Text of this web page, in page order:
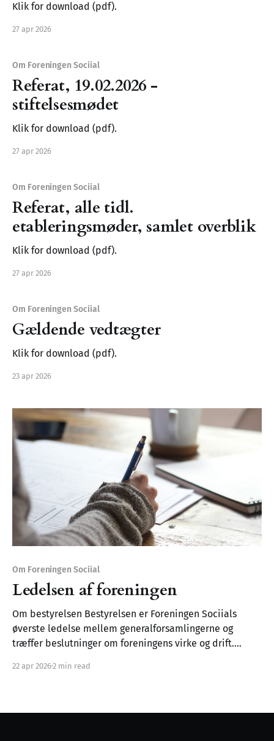
Klik for download (pdf).
27 apr 2026
Om Foreningen Sociial
Referat, 19.02.2026 -
stiftelsesmødet
Klik for download (pdf).
27 apr 2026
Om Foreningen Sociial
Referat, alle tidl.
etableringsmøder, samlet overblik
Klik for download (pdf).
27 apr 2026
Om Foreningen Sociial
Gældende vedtægter
Klik for download (pdf).
23 apr 2026
Om Foreningen Sociial
Ledelsen af foreningen
Om bestyrelsen Bestyrelsen er Foreningen Sociials
øverste ledelse mellem generalforsamlingerne og
træffer beslutninger om foreningens virke og drift.
åbenhed og gennemsigtighed over for foreningens
og tekniske opgaver * Strategiske beslutninger om
22 apr 20262 min read